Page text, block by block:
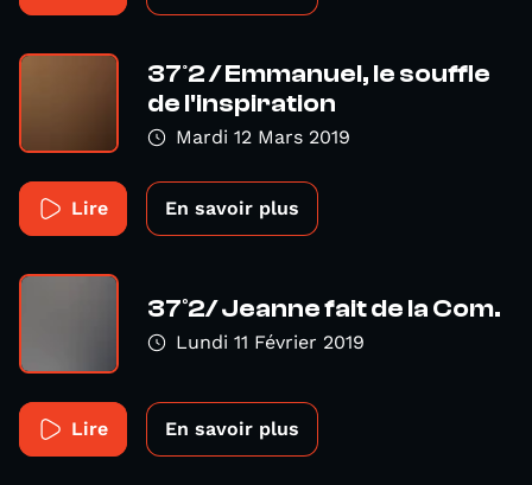
37º2 / Emmanuel, le souffle
de l'inspiration
Mardi 12 Mars 2019
Lire En savoir plus
37°2/ Jeanne fait de la Com.
Lundi 11 Février 2019
Lire En savoir plus